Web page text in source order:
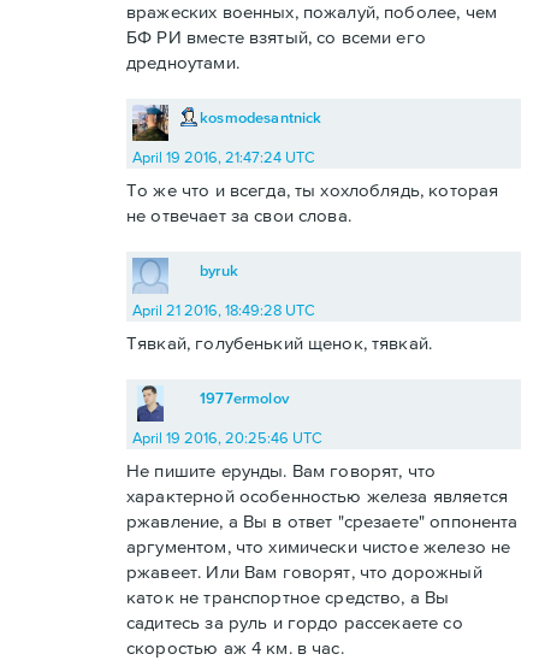
вражеских военных, пожалуй, поболее, чем
БФ РИ вместе взятый, со всеми его
дредноутами.
kosmodesantnick
April 19 2016, 21:47:24 UTC
То же что и всегда, ты хохлоблядь, которая
не отвечает за свои слова.
byruk
April 21 2016, 18:49:28 UTC
Тявкай, голубенький щенок, тявкай.
1977ermolov
April 19 2016, 20:25:46 UTC
Не пишите ерунды. Вам говорят, что
характерной особенностью железа является
ржавление, а Вы в ответ "срезаете" оппонента
аргументом, что химически чистое железо не
ржавеет. Или Вам говорят, что дорожный
каток не транспортное средство, а Вы
садитесь за руль и гордо рассекаете со
скоростью аж 4 км. в час.